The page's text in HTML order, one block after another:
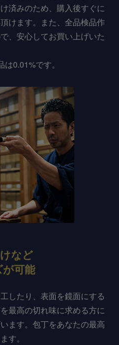
済みのため、購入後すぐに
けます。また、全品検品作
、安心してお買い上げいた
0.01%です。
など
可能
したり、表面を鏡面にする
最高の切れ味に求める方に
ます。包丁をあなたの最高
す。